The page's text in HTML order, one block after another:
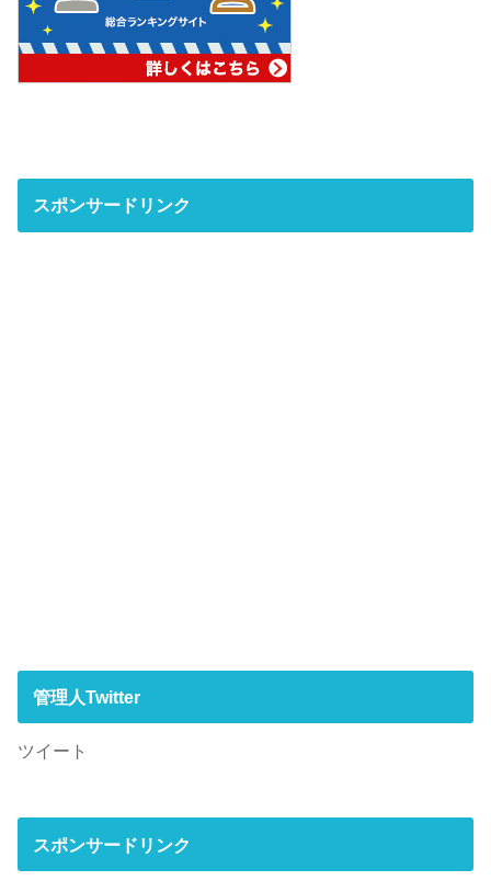
スポンサードリンク
管理人Twitter
ツイート
スポンサードリンク